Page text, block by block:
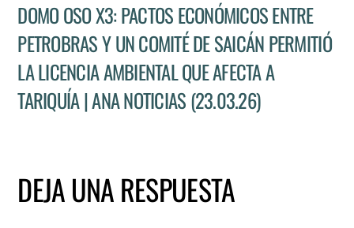
DOMO OSO X3: PACTOS ECONÓMICOS ENTRE
PETROBRAS Y UN COMITÉ DE SAICÁN PERMITIÓ
LA LICENCIA AMBIENTAL QUE AFECTA A
TARIQUÍA | ANA NOTICIAS (23.03.26)
DEJA UNA RESPUESTA